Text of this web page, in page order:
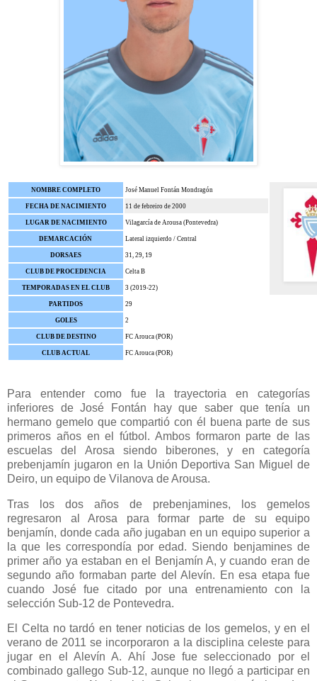
NOMBRE COMPLETO José Manuel Fontán Mondragón
FECHA DE NACIMIENTO 11 de febreiro de 2000
LUGAR DE NACIMIENTO Vilagarcía de Arousa (Pontevedra)
DEMARCACIÓN Lateral izquierdo / Central
DORSAES 31, 29, 19
CLUB DE PROCEDENCIA Celta B
TEMPORADAS EN EL CLUB 3 (2019-22)
PARTIDOS 29
GOLES 2
CLUB DE DESTINO FC Arouca (POR)
CLUB ACTUAL FC Arouca (POR)
Para entender como fue la trayectoria en categorías
inferiores de José Fontán hay que saber que tenía un
hermano gemelo que compartió con él buena parte de sus
primeros años en el fútbol. Ambos formaron parte de las
escuelas del Arosa siendo biberones, y en categoría
prebenjamín jugaron en la Unión Deportiva San Miguel de
Deiro, un equipo de Vilanova de Arousa.
Tras los dos años de prebenjamines, los gemelos
regresaron al Arosa para formar parte de su equipo
benjamín, donde cada año jugaban en un equipo superior a
la que les correspondía por edad. Siendo benjamines de
primer año ya estaban en el Benjamín A, y cuando eran de
segundo año formaban parte del Alevín. En esa etapa fue
cuando José fue citado por una entrenamiento con la
selección Sub-12 de Pontevedra.
El Celta no tardó en tener noticias de los gemelos, y en el
verano de 2011 se incorporaron a la disciplina celeste para
jugar en el Alevín A. Ahí Jose fue seleccionado por el
combinado gallego Sub-12, aunque no llegó a participar en